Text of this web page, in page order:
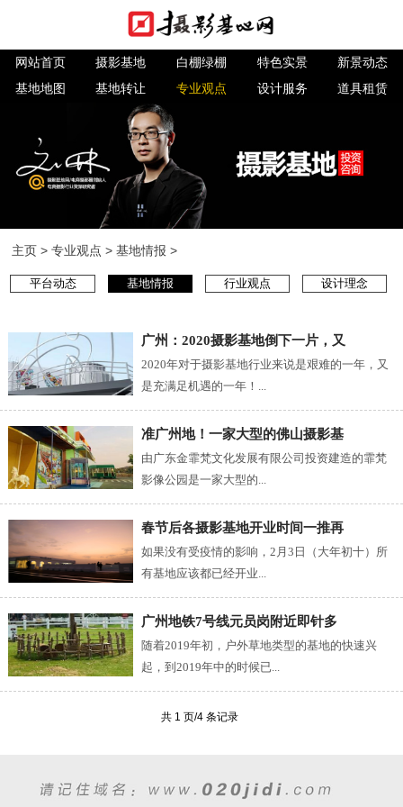
网站首页 摄影基地 白棚绿棚 特色实景
新景动态
基地地图
基地转让 专业观点 设计服务 道具租赁
主页 >专业观点 >基地情报 >
平台动态 基地情报 行业观点 设计理念
广州：2020摄影基地倒下一片，又
2020年对于摄影基地行业来说是艰难的一年，又
是充满足机遇的一年！...
准广州地！一家大型的佛山摄影基
由广东金霏梵文化发展有限公司投资建造的霏梵
影像公园是一家大型的...
春节后各摄影基地开业时间一推再
如果没有受疫情的影响，2月3日（大年初十）所
有基地应该都已经开业...
广州地铁7号线元员岗附近即针多
随着2019年初，户外草地类型的基地的快速兴
起，到2019年中的时候已...
共 1 页/4 条记录